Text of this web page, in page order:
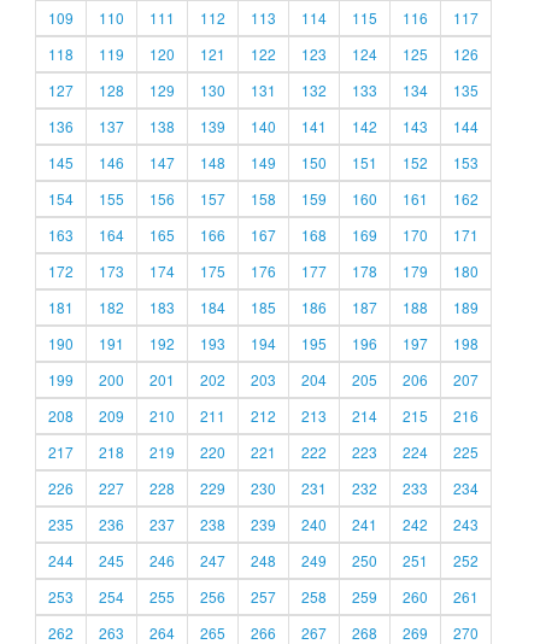
109
110 111 112 113 114 115 116
117
118
119 120 121 122 123 124 125
126
127
128 129 130 131 132 133 134
135
136
137 138 139 140 141 142 143
144
145
146 147 148 149 150 151 152
153
154
155 156 157 158 159 160 161
162
163
164 165 166 167 168 169 170
171
172
173 174 175 176 177 178 179
180
181
182 183 184 185 186 187 188
189
190
191 192 193 194 195 196 197
198
199
200 201 202 203 204 205 206
207
208
209 210 211 212 213 214 215
216
217
218 219 220 221 222 223 224
225
226
227 228 229 230 231 232 233
234
235
236 237 238 239 240 241 242
243
244
245 246 247 248 249 250 251
252
253
254 255 256 257 258 259 260
261
262
263 264 265 266 267 268 269
270